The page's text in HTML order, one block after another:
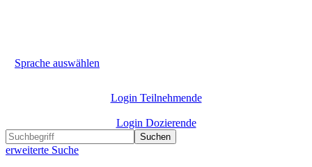
Sprache auswählen
Login Teilnehmende
Login Dozierende
Suchen
erweiterte Suche